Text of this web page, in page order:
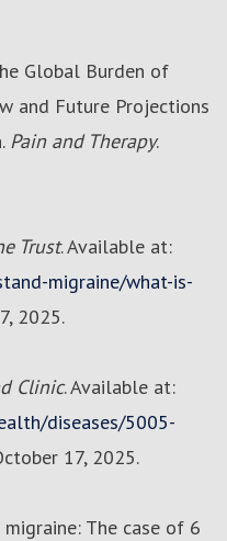
Global Burden of
and Future Projections
Pain and Therapy.
Trust. Available at:
migraine/what-is-
2025.
Clinic. Available at:
diseases/5005-
17, 2025.
The case of 6